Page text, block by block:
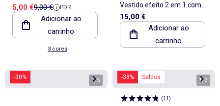
malha canelada
Preço de venda
5,00 €Preço de referência
9,00 € PDR
Adicionar ao
carrinho
3 cores
Vestido efeito 2 em 1 com
parte de cima em malha de
tricô
15,00 €
Adicionar ao
carrinho
-30% 1/5 -38% Saldos 1/3
(11)